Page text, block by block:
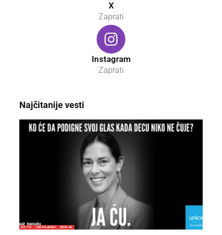
X
Zaprati
Instagram
Zaprati
Najčitanije vesti
EX-YU IZDVAJAMO SRBIJA